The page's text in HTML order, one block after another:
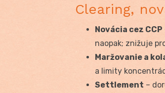
Clearing,
Novácia cez CCP
naopak; znižuje
Maržovanie a
a limity
Settlement –